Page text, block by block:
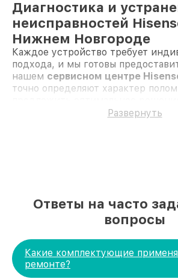
Диагностика и
неисправностей
Нижнем Новгороде
Каждое устройство требует
подхода, и мы готовы
нашем сервисном центре
точно определяют характер
используем только оригинальные
повреждения экрана
Чистка фильтров— для
Устранение утечек— в
посудомоечных машинах
Проверка системы
Развернуть
Ответы на часто
вопросы
Какие комплектующие
ремонте?